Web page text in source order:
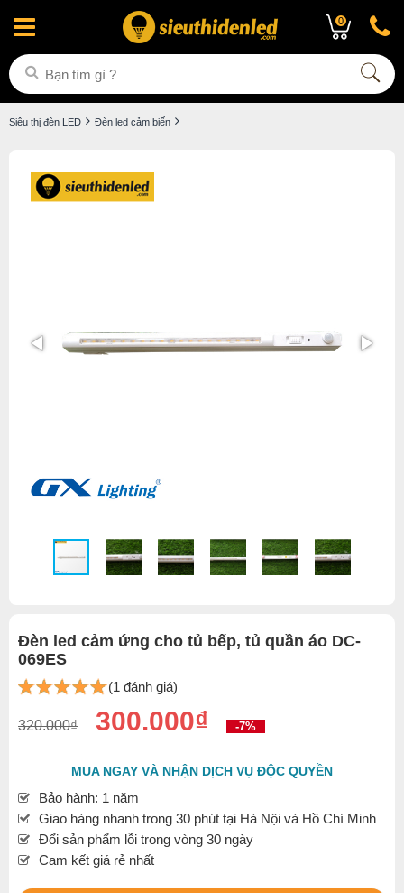
0
Siêu thị đèn LED Đèn led cảm biến
Đèn led cảm ứng cho tủ bếp, tủ quần áo DC-
069ES
(1 đánh giá)
320.000₫ 300.000₫ -7%
MUA NGAY VÀ NHẬN DỊCH VỤ ĐỘC QUYỀN
Bảo hành: 1 năm
Giao hàng nhanh trong 30 phút tại Hà Nội và Hồ Chí Minh
Đổi sản phẩm lỗi trong vòng 30 ngày
Cam kết giá rẻ nhất